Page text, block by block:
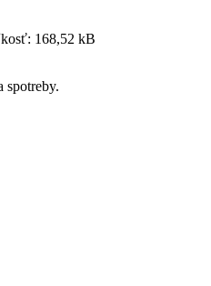
168,52 kB
spotreby.